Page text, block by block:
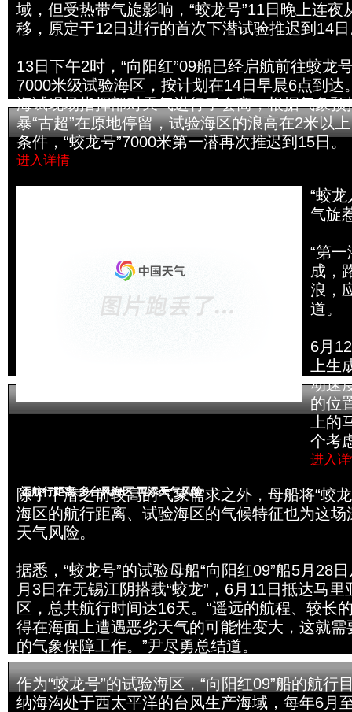
域，但受热带气旋影响，“蛟龙号”11日晚上连夜
移，原定于12日进行的首次下潜试验推迟到14
13日下午2时，“向阳红”09船已经启航前往蛟龙
7000米级试验海区，按计划在14日早晨6点到达
海试现场指挥部对天气进行了会商，根据气象预
暴“古超”在原地停留，试验海区的浪高在2米以
条件，“蛟龙号”7000米第一潜再次推迟到15日。
进入详情
“蛟
气旋
“第
成，
浪，
道。
6月
上
动速
的位
上
个考
进入
远航行距离 多台风海区 再添天气风险
除了下潜之前较高的气象需求之外，母船将“蛟
海区的航行距离、试验海区的气候特征也为这场
天气风险。
据悉，“蛟龙号”的试验母船“向阳红09”船5月28
月3日在无锡江阴搭载“蛟龙”，6月11日抵达马
区，总共航行时间达16天。“遥远的航程、较长
得在海面上遭遇恶劣天气的可能性变大，这就需
的气象保障工作。”尹尽勇总结道。
作为“蛟龙号”的试验海区，“向阳红09”船的航行
纳海沟处于西太平洋的台风生产海域，每年6月